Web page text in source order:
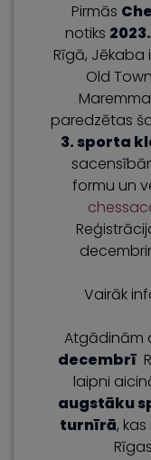
Pirmās
notiks
Rīgā, Jēkaba
Old
paredzētas
3. sporta
formu un
Vairāk
Atgādinām
decembrī
laipni
augstāku
turnīrā,